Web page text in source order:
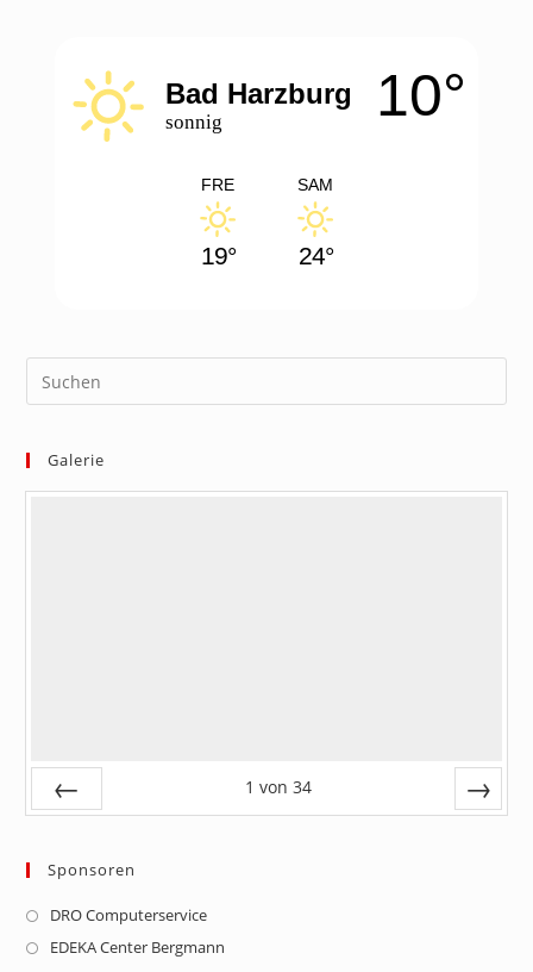
new
tab
Bad Harzburg
sonnig 10°
FRE
19°
SAM
24°
Galerie
1 von 34
Sponsoren
DRO ComputerserviceOpens
in
EDEKA Center Bergmann